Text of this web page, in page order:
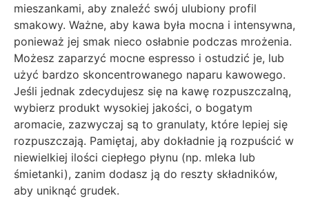
mieszankami, aby znaleźć swój ulubiony profil
smakowy. Ważne, aby kawa była mocna i intensywna,
ponieważ jej smak nieco osłabnie podczas mrożenia.
Możesz zaparzyć mocne espresso i ostudzić je, lub
użyć bardzo skoncentrowanego naparu kawowego.
Jeśli jednak zdecydujesz się na kawę rozpuszczalną,
wybierz produkt wysokiej jakości, o bogatym
aromacie, zazwyczaj są to granulaty, które lepiej się
rozpuszczają. Pamiętaj, aby dokładnie ją rozpuścić w
niewielkiej ilości ciepłego płynu (np. mleka lub
śmietanki), zanim dodasz ją do reszty składników,
aby uniknąć grudek.